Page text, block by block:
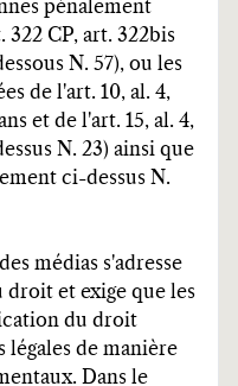
pénalement
322 CP, art. 322bis
N. 57), ou les
de l'art. 10, al. 4,
et de l'art. 15, al. 4,
N. 23) ainsi que
ci-dessus N.
médias s'adresse
droit et exige que les
du droit
de manière
Dans le